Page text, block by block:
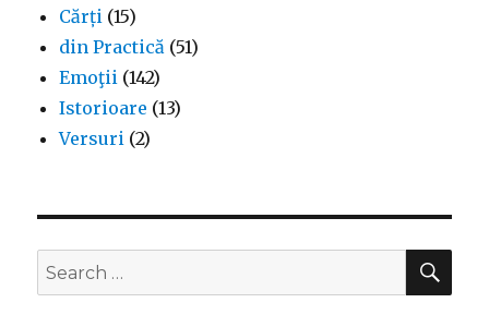
Cărți (15)
din Practică (51)
Emoţii (142)
Istorioare (13)
Versuri (2)
Search
for: